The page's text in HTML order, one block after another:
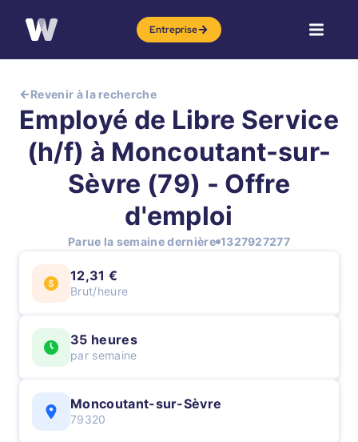
Entreprise
Revenir à la recherche
Employé de Libre Service
(h/f) à Moncoutant-sur-
Sèvre (79) - Offre
d'emploi
Parue la semaine dernière 1327927277
12,31 €
Brut/heure
35 heures
par semaine
Moncoutant-sur-Sèvre
79320